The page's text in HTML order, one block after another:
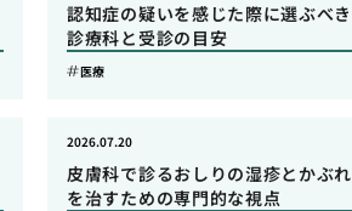
認知症の疑いを感じた際に選ぶべき
診療科と受診の目安
医療
皮膚科で診るおしりの湿疹とかぶれ
を治すための専門的な視点
2026.07.20